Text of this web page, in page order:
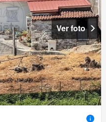
Ver foto